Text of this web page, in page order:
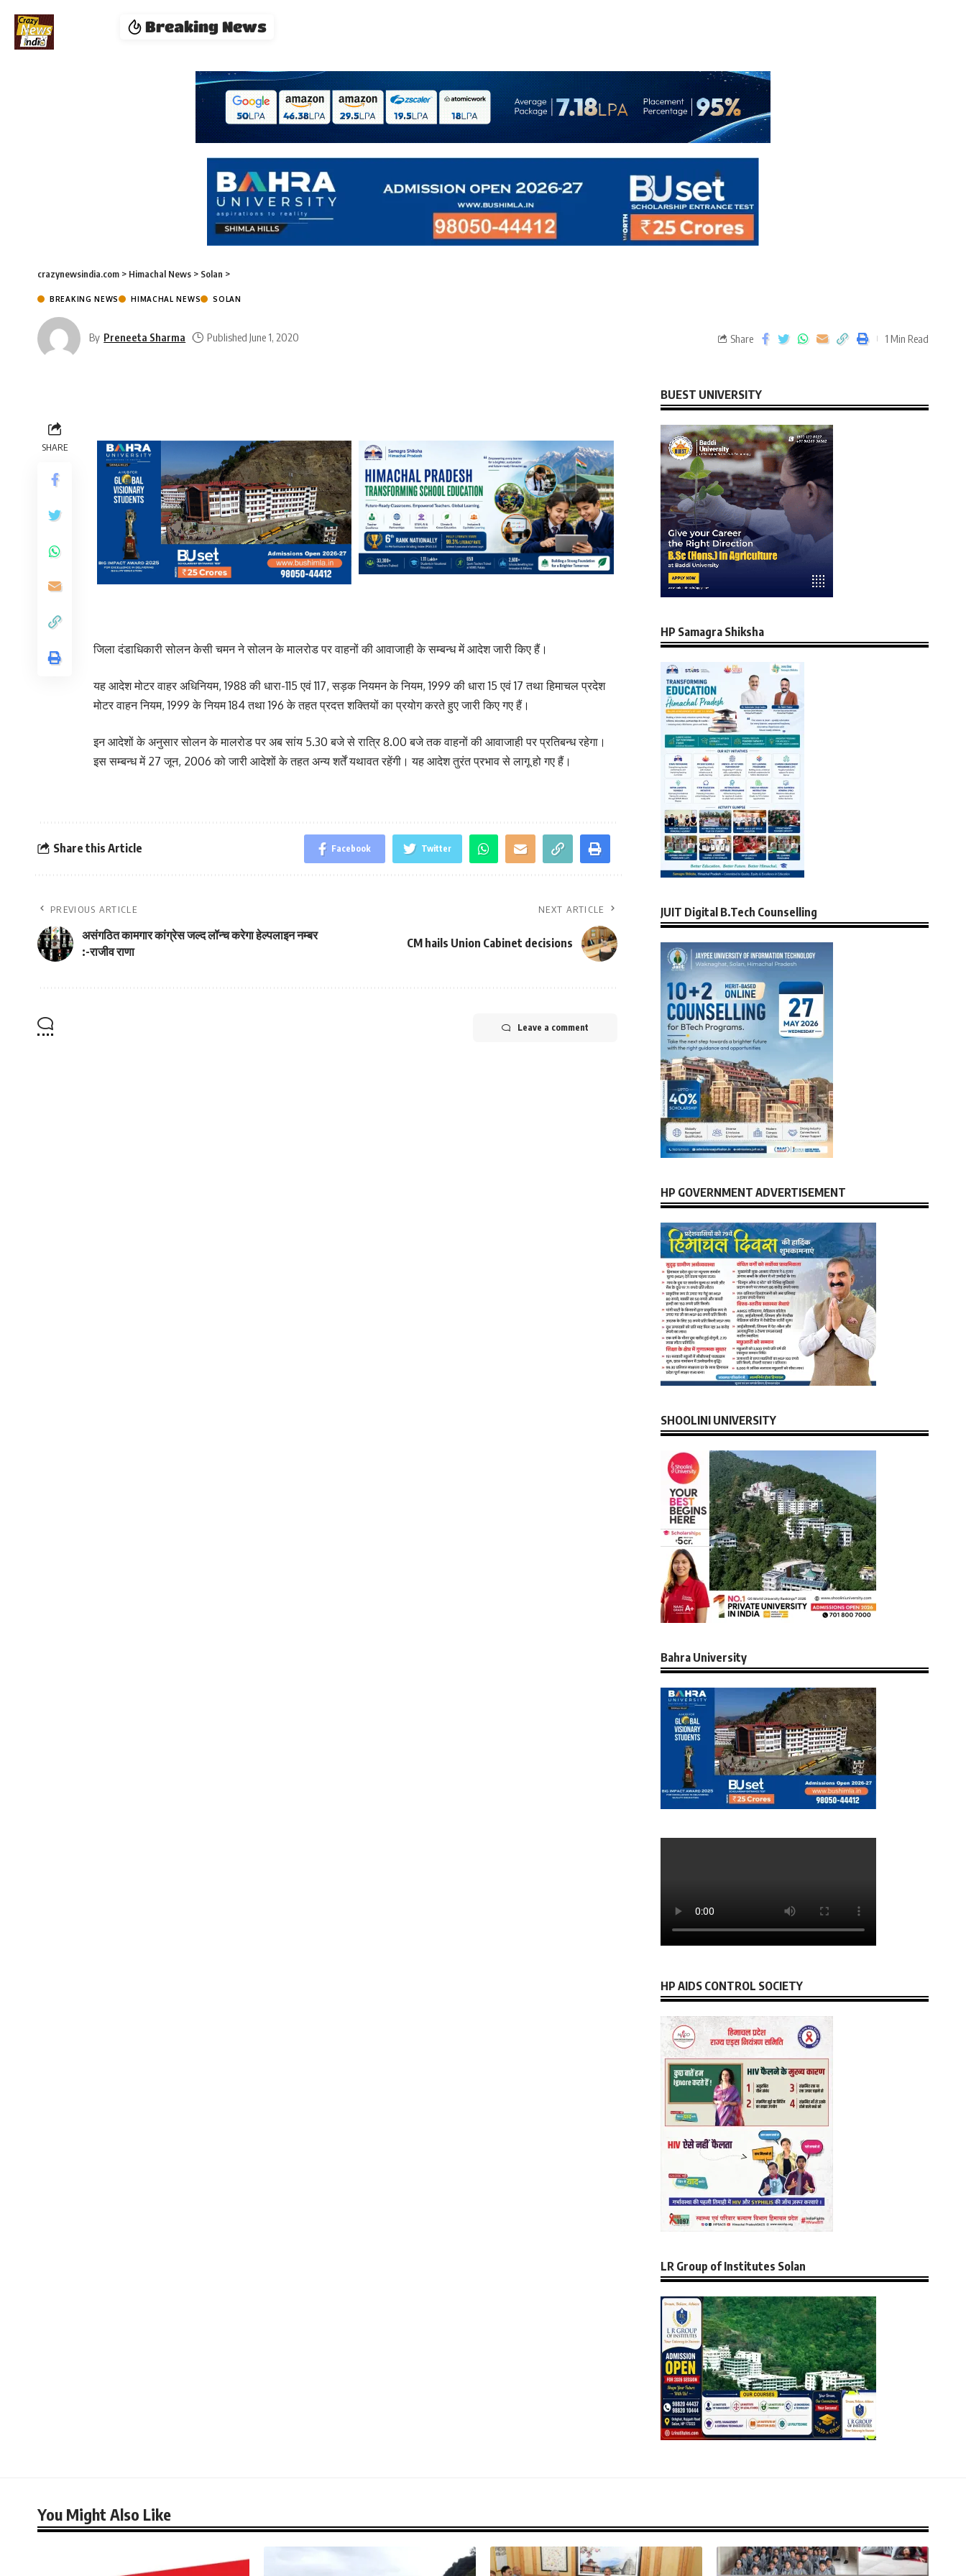
Breaking News
crazynewsindia.com > Himachal News > Solan >
BREAKING NEWS HIMACHAL NEWS SOLAN
By Preneeta Sharma Published June 1, 2020 Share 1 Min Read
SHARE
जिला दंडाधिकारी सोलन केसी चमन ने सोलन के मालरोड पर वाहनों की आवाजाही के सम्बन्ध में आदेश जारी किए हैं।
यह आदेश मोटर वाहर अधिनियम, 1988 की धारा-115 एवं 117, सड़क नियमन के नियम, 1999 की धारा 15 एवं 17 तथा हिमाचल प्रदेश
मोटर वाहन नियम, 1999 के नियम 184 तथा 196 के तहत प्रदत्त शक्तियों का प्रयोग करते हुए जारी किए गए हैं।
इन आदेशों के अनुसार सोलन के मालरोड पर अब सांय 5.30 बजे से रात्रि 8.00 बजे तक वाहनों की आवाजाही पर प्रतिबन्ध रहेगा।
इस सम्बन्ध में 27 जून, 2006 को जारी आदेशों के तहत अन्य शर्तें यथावत रहेंगी। यह आदेश तुरंत प्रभाव से लागू हो गए हैं।
Share this Article Facebook Twitter
PREVIOUS ARTICLE
असंगठित कामगार कांग्रेस जल्द लॉन्च करेगा हेल्पलाइन नम्बर
:-राजीव राणा
NEXT ARTICLE
CM hails Union Cabinet decisions
Leave a comment
BUEST UNIVERSITY
HP Samagra Shiksha
JUIT Digital B.Tech Counselling
HP GOVERNMENT ADVERTISEMENT
SHOOLINI UNIVERSITY
Bahra University
HP AIDS CONTROL SOCIETY
LR Group of Institutes Solan
You Might Also Like